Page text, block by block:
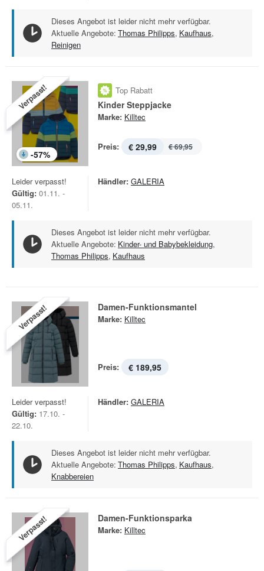
Dieses Angebot ist leider nicht mehr verfügbar.
Aktuelle Angebote: Thomas Philipps, Kaufhaus,
Reinigen
Verpasst!
-57%
Top Rabatt
Kinder Steppjacke
Marke: Killtec
Preis: € 29,99 € 69,95
Leider verpasst!
Gültig: 01.11. -
05.11.
Händler: GALERIA
Dieses Angebot ist leider nicht mehr verfügbar.
Aktuelle Angebote: Kinder- und Babybekleidung,
Thomas Philipps, Kaufhaus
Verpasst! Damen-Funktionsmantel
Marke: Killtec
Preis: € 189,95
Leider verpasst!
Gültig: 17.10. -
22.10.
Händler: GALERIA
Dieses Angebot ist leider nicht mehr verfügbar.
Aktuelle Angebote: Thomas Philipps, Kaufhaus,
Knabbereien
Verpasst! Damen-Funktionsparka
Marke: Killtec